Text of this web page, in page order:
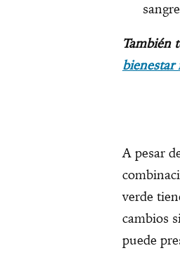
También
bienestar
A pesar
verde
cambios
puede